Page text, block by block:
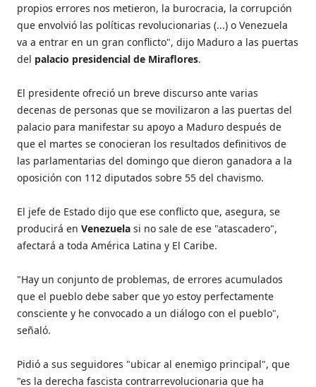
propios errores nos metieron, la burocracia, la corrupción
que envolvió las políticas revolucionarias (...) o Venezuela
va a entrar en un gran conflicto", dijo Maduro a las puertas
del palacio presidencial de Miraflores.
El presidente ofreció un breve discurso ante varias
decenas de personas que se movilizaron a las puertas del
palacio para manifestar su apoyo a Maduro después de
que el martes se conocieran los resultados definitivos de
las parlamentarias del domingo que dieron ganadora a la
oposición con 112 diputados sobre 55 del chavismo.
El jefe de Estado dijo que ese conflicto que, asegura, se
producirá en Venezuela si no sale de ese "atascadero",
afectará a toda América Latina y El Caribe.
"Hay un conjunto de problemas, de errores acumulados
que el pueblo debe saber que yo estoy perfectamente
consciente y he convocado a un diálogo con el pueblo",
señaló.
Pidió a sus seguidores "ubicar al enemigo principal", que
"es la derecha fascista contrarrevolucionaria que ha